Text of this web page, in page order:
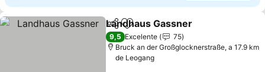
PartilharAdicionar aos favoritos
Landhaus Gassner
9,5 Excelente
75
Bruck an der Großglocknerstraße, a 17.9 km
de Leogang